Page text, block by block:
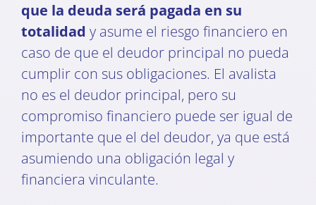
que la deuda será pagada en su
totalidad y asume el riesgo financiero en
caso de que el deudor principal no pueda
cumplir con sus obligaciones. El avalista
no es el deudor principal, pero su
compromiso financiero puede ser igual de
importante que el del deudor, ya que está
asumiendo una obligación legal y
financiera vinculante.